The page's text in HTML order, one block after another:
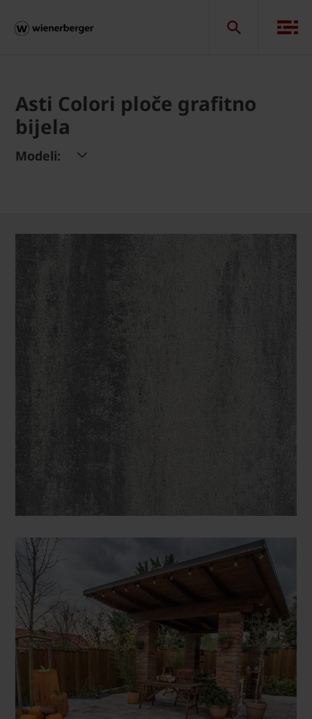
Asti Colori ploče grafitno
bijela
Modeli: